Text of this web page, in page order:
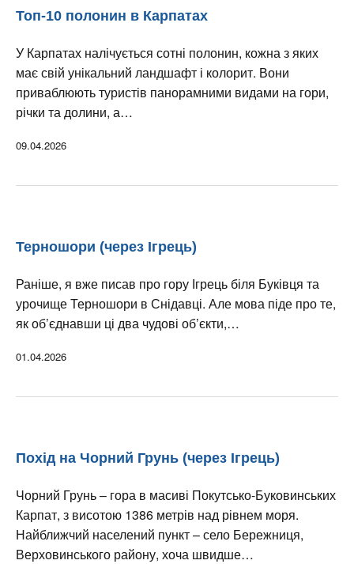
Топ-10 полонин в Карпатах
У Карпатах налічується сотні полонин, кожна з яких
має свій унікальний ландшафт і колорит. Вони
приваблюють туристів панорамними видами на гори,
річки та долини, а…
09.04.2026
Терношори (через Ігрець)
Раніше, я вже писав про гору Ігрець біля Буківця та
урочище Терношори в Снідавці. Але мова піде про те,
як об’єднавши ці два чудові об’єкти,…
01.04.2026
Похід на Чорний Грунь (через Ігрець)
Чорний Грунь – гора в масиві Покутсько-Буковинських
Карпат, з висотою 1386 метрів над рівнем моря.
Найближчий населений пункт – село Бережниця,
Верховинського району, хоча швидше…